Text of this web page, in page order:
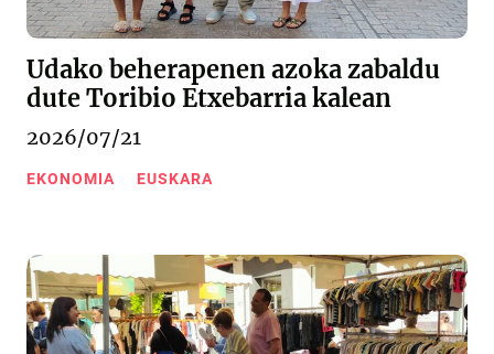
Udako beherapenen azoka zabaldu
dute Toribio Etxebarria kalean
2026/07/21
EKONOMIA EUSKARA